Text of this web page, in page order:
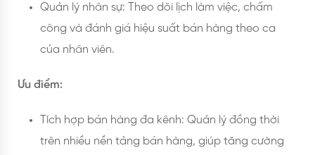
Quản lý nhân sự: Theo dõi lịch làm việc, chấm
công và đánh giá hiệu suất bán hàng theo ca
của nhân viên.
Ưu điểm:
Tích hợp bán hàng đa kênh: Quản lý đồng thời
trên nhiều nền tảng bán hàng, giúp tăng cường